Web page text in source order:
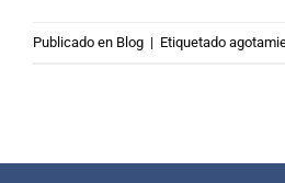
Publicado en Blog | Etiquetado